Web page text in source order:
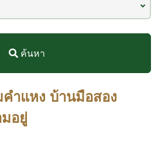
ค้นหา
คำแหง บ้านมือสอง
อยู่